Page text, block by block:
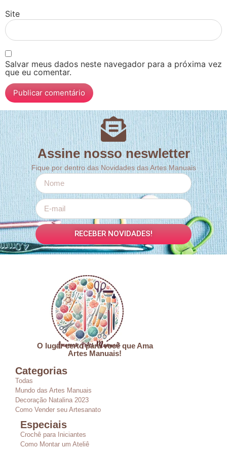
Site
Salvar meus dados neste navegador para a próxima vez
que eu comentar.
Assine nosso neswletter
Fique por dentro das Novidades das Artes Manuais
RECEBER NOVIDADES!
O lugar certo para você que Ama
Artes Manuais!
Categorias
Todas
Mundo das Artes Manuais
Decoração Natalina 2023
Como Vender seu Artesanato
Especiais
Crochê para Iniciantes
Como Montar um Ateliê